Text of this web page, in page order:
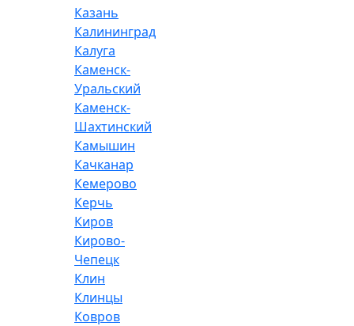
Казань
Калининград
Калуга
Каменск-
Уральский
Каменск-
Шахтинский
Камышин
Качканар
Кемерово
Керчь
Киров
Кирово-
Чепецк
Клин
Клинцы
Ковров